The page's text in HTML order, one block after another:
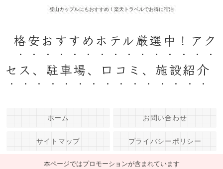
登山カップルにもおすすめ！楽天トラベルでお得に宿泊
格安おすすめホテル厳選中！アク
セス、駐車場、口コミ、施設紹介
ホーム お問い合わせ
サイトマップ プライバシーポリシー
本ページではプロモーションが含まれています